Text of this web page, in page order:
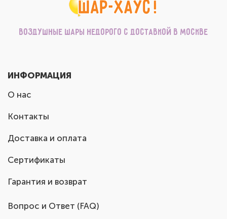
Воздушные шары недорого с доставкой в Москве
ИНФОРМАЦИЯ
О нас
Контакты
Доставка и оплата
Сертификаты
Гарантия и возврат
Вопрос и Ответ (FAQ)